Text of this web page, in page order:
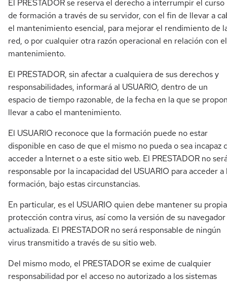
El PRESTADOR se reserva el derecho a interrumpir el curso
de formación a través de su servidor, con el fin de llevar a
el mantenimiento esencial, para mejorar el rendimiento de
red, o por cualquier otra razón operacional en relación con el
mantenimiento.
El PRESTADOR, sin afectar a cualquiera de sus derechos y
responsabilidades, informará al USUARIO, dentro de un
espacio de tiempo razonable, de la fecha en la que se
llevar a cabo el mantenimiento.
El USUARIO reconoce que la formación puede no estar
disponible en caso de que el mismo no pueda o sea incapaz
acceder a Internet o a este sitio web. El PRESTADOR no
responsable por la incapacidad del USUARIO para acceder a
formación, bajo estas circunstancias.
En particular, es el USUARIO quien debe mantener su propia
protección contra virus, así como la versión de su navegador
actualizada. El PRESTADOR no será responsable de ningún
virus transmitido a través de su sitio web.
Del mismo modo, el PRESTADOR se exime de cualquier
responsabilidad por el acceso no autorizado a los sistemas